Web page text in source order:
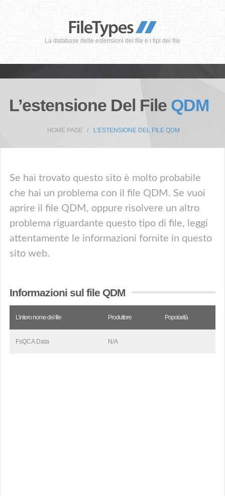
La database delle estensioni dei file e i tipi dei file
L’estensione Del File QDM
HOME PAGE L’ESTENSIONE DEL FILE QDM
Se hai trovato questo sito è molto probabile
che hai un problema con il file QDM. Se vuoi
aprire il file QDM, oppure risolvere un altro
problema riguardante questo tipo di file, leggi
attentamente le informazioni fornite in questo
sito web.
Informazioni sul file QDM
L’intero nome del file Produttore Popolarità
FsQCA Data N/A